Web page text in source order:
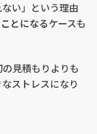
い」という理由
とになるケースも
見積もりよりも
ストレスになり